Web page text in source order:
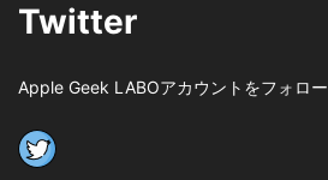
Twitter
Apple Geek LABOアカウントをフォロー